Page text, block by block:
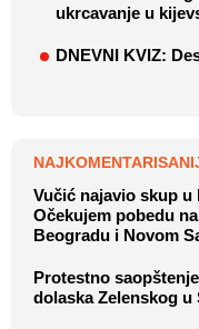
ukrcavanje u
DNEVNI KVIZ:
Vučić najavio skup u
Očekujem pobedu
Beogradu i Novom
Protestno
dolaska Zelenskog u